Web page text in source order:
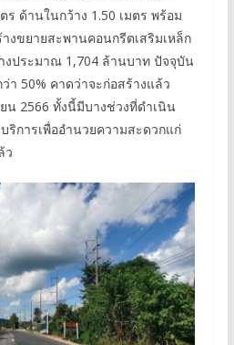
ร ด้านในกว้าง 1.50 เมตร พร้อม
างขยายสะพานคอนกรีตเสริมเหล็ก
งประมาณ 1,704 ล้านบาท ปัจจุบัน
า 50% คาดว่าจะก่อสร้างแล้ว
น 2566 ทั้งนี้มีบางช่วงที่ดำเนิน
ริการเพื่ออำนวยความสะดวกแก่
ว